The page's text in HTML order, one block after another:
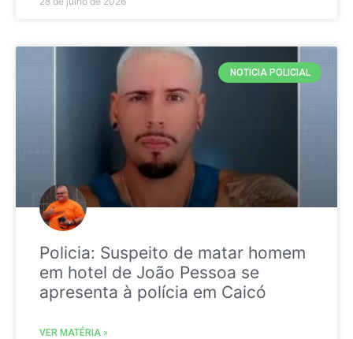
NOTICIA POLICIAL
Policia: Suspeito de matar homem
em hotel de João Pessoa se
apresenta à polícia em Caicó
VER MATÉRIA »